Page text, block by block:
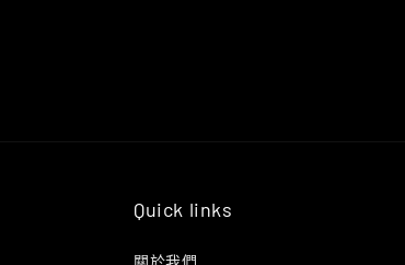
Quick links
關於我們